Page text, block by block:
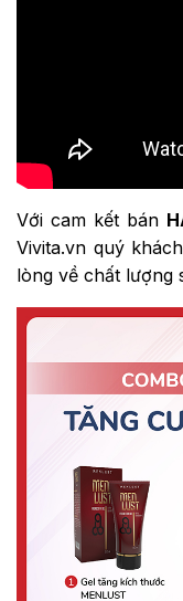
Với cam kết bán
Vivita.vn quý
lòng về chất lượng